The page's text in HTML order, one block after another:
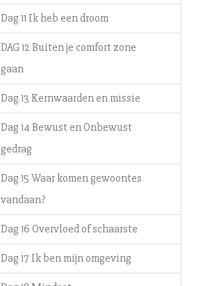
Dag 11 Ik heb een droom
DAG 12 Buiten je comfort zone
gaan
Dag 13 Kernwaarden en missie
Dag 14 Bewust en Onbewust
gedrag
Dag 15 Waar komen gewoontes
vandaan?
Dag 16 Overvloed of schaarste
Dag 17 Ik ben mijn omgeving